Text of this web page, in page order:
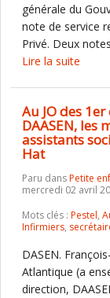
générale du
note de service
Privé. Deux
Lire la suite
Au JO des
DAASEN, les
assistants
Hat
Paru dansPetite
mercredi 02 avril
Mots clés : Pestel,
Infirmiers,
DASEN.
Atlantique (a
direction,